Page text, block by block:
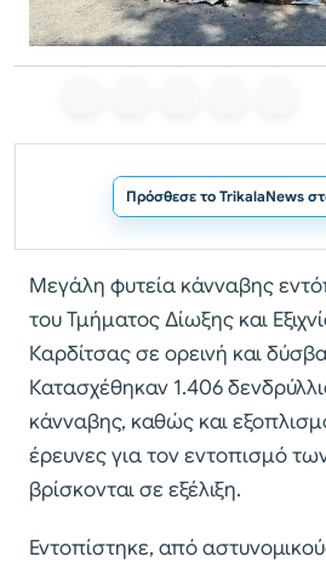
Πρόσθεσε το TrikalaNews
Μεγάλη φυτεία κάνναβης
του Τμήματος Δίωξης και
Καρδίτσας σε ορεινή και
Κατασχέθηκαν 1.406
κάνναβης, καθώς και
έρευνες για τον εντοπισμό
βρίσκονται σε εξέλιξη.
Εντοπίστηκε, από